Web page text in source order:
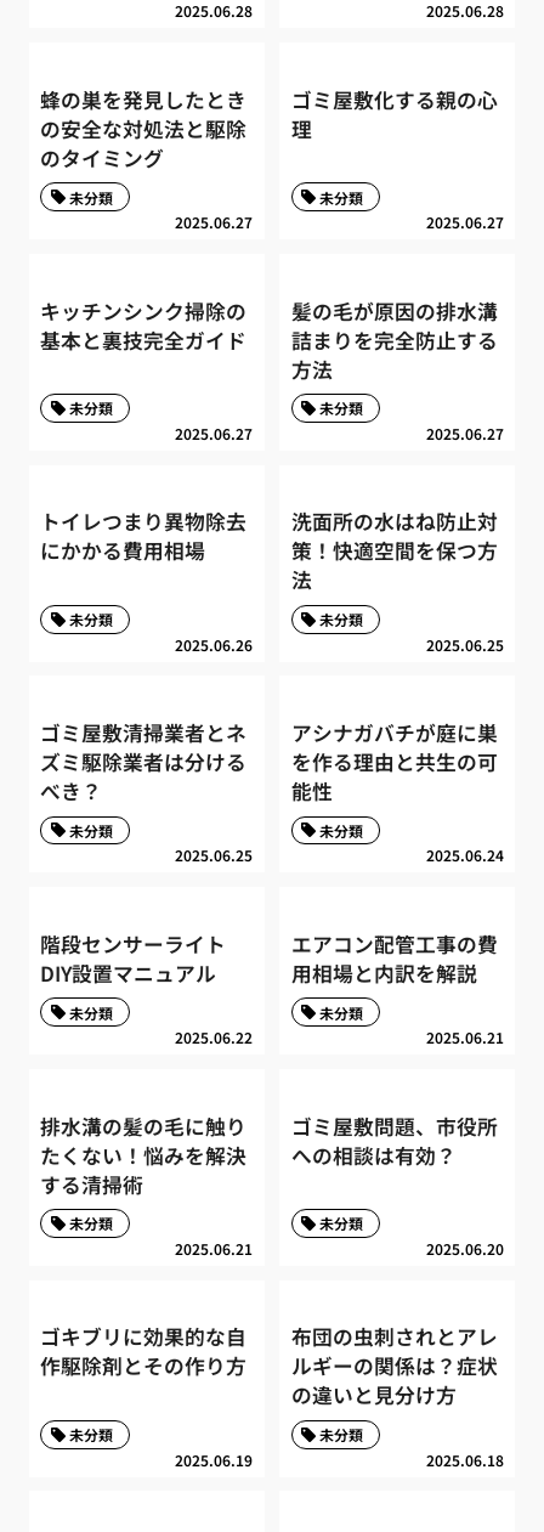
2025.06.28 2025.06.28
蜂の巣を発見したとき
の安全な対処法と駆除
のタイミング
2025.06.27
未分類
ゴミ屋敷化する親の心
理
2025.06.27
未分類
キッチンシンク掃除の
基本と裏技完全ガイド
2025.06.27
未分類
髪の毛が原因の排水溝
詰まりを完全防止する
方法
2025.06.27
未分類
トイレつまり異物除去
にかかる費用相場
2025.06.26
未分類
洗面所の水はね防止対
策！快適空間を保つ方
法
2025.06.25
未分類
ゴミ屋敷清掃業者とネ
ズミ駆除業者は分ける
べき？
2025.06.25
未分類
アシナガバチが庭に巣
を作る理由と共生の可
能性
2025.06.24
未分類
階段センサーライト
DIY設置マニュアル
2025.06.22
未分類
エアコン配管工事の費
用相場と内訳を解説
2025.06.21
未分類
排水溝の髪の毛に触り
たくない！悩みを解決
する清掃術
2025.06.21
未分類
ゴミ屋敷問題、市役所
への相談は有効？
2025.06.20
未分類
ゴキブリに効果的な自
作駆除剤とその作り方
2025.06.19
未分類
布団の虫刺されとアレ
ルギーの関係は？症状
の違いと見分け方
2025.06.18
未分類